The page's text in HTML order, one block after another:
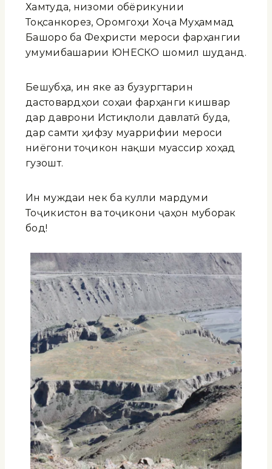
Хамтуда, низоми обёрикунии
Тоқсанкорез, Оромгоҳи Хоҷа Муҳаммад
Башоро ба Феҳристи мероси фарҳангии
умумибашарии ЮНЕСКО шомил шуданд.
Бешубҳа, ин яке аз бузургтарин
дастовардҳои соҳаи фарҳанги кишвар
дар даврони Истиқлоли давлатӣ буда,
дар самти ҳифзу муаррифии мероси
ниёгони тоҷикон нақши муассир хоҳад
гузошт.
Ин муждаи нек ба кулли мардуми
Тоҷикистон ва тоҷикони ҷаҳон муборак
бод!